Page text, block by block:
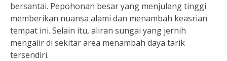
bersantai. Pepohonan besar yang menjulang tinggi
memberikan nuansa alami dan menambah keasrian
tempat ini. Selain itu, aliran sungai yang jernih
mengalir di sekitar area menambah daya tarik
tersendiri.